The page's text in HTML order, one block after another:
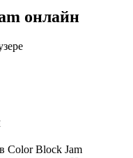
онлайн
Color Block Jam